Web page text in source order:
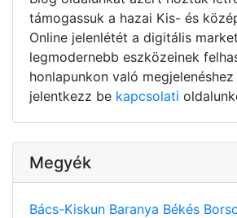
támogassuk a hazai Kis- és
Online jelenlétét a digitális
legmodernebb eszközeinek
honlapunkon való
jelentkezz be kapcsolati
Megyék
Bács-Kiskun Baranya Békés